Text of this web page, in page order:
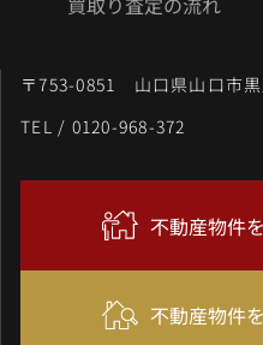
〒753-0851 山口県山口市
TEL / 0120-968-372
不動産物件
不動産物件